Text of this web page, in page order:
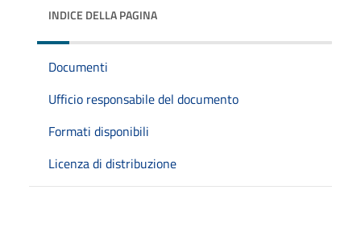
INDICE DELLA PAGINA
Documenti
Ufficio responsabile del documento
Formati disponibili
Licenza di distribuzione